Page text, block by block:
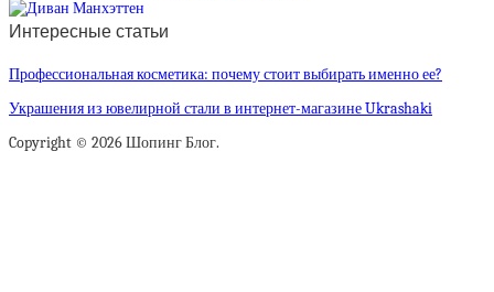
Интересные статьи
Профессиональная косметика: почему стоит выбирать именно ее?
Украшения из ювелирной стали в интернет-магазине Ukrashaki
Copyright © 2026 Шопинг Блог.